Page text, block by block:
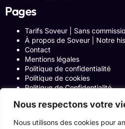
Nous respectons votre
Nous utilisons des cookies pour
Pages
Tarifs Soveur | Sans
À propos de Soveur | Notre
Contact
Mentions légales
Politique de confidentialité
Politique de cookies
Politique de Confidentialité
Blog
Programme Affiliation